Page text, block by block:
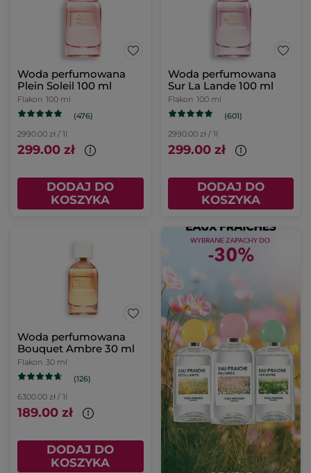
Woda perfumowana
Plein Soleil 100 ml
Flakon 100 ml
(476)
2990.00 zł / 1l
299.00 zł
DODAJ DO
KOSZYKA
Woda perfumowana
Sur La Lande 100 ml
Flakon 100 ml
(601)
2990.00 zł / 1l
299.00 zł
DODAJ DO
KOSZYKA
Woda perfumowana
Bouquet Ambre 30 ml
Flakon 30 ml
(126)
6300.00 zł / 1l
189.00 zł
DODAJ DO
KOSZYKA